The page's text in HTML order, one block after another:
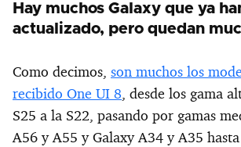
Hay muchos Galaxy que ya
actualizado, pero quedan
Como decimos, son muchos los
recibido One UI 8, desde los gama
S25 a la S22, pasando por gamas
A56 y A55 y Galaxy A34 y A35